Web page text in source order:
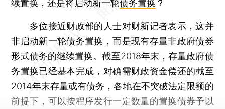
续置换，还是将启动新一轮债务置换 ？
多位接近财政部的人士对财新记者表示，这并
非启动新一轮债务置换，而是现有存量非政府债券
形式债务的继续置换。截至2018年末，存量政府债
务置换已经基本完成，对确需财政资金偿还的截至
2014年末存量或有债务，各地在不突破法定限额的
前提下，可以按程序发行一定数量的置换债券予以